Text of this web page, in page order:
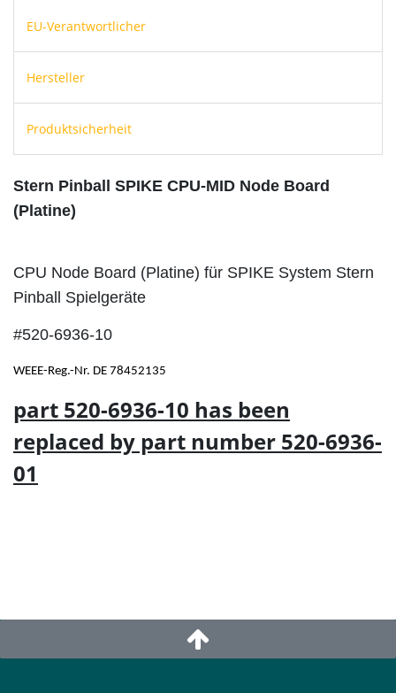
EU-Verantwortlicher
Hersteller
Produktsicherheit
Stern Pinball SPIKE CPU-MID Node Board
(Platine)
CPU Node Board (Platine) für SPIKE System Stern
Pinball Spielgeräte
#520-6936-10
WEEE-Reg.-Nr. DE 78452135
part 520-6936-10 has been
replaced by part number 520-6936-
01